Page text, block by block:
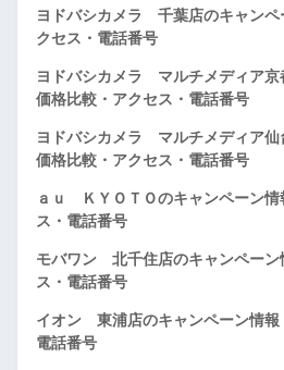
ヨドバシカメラ 千葉店のキャンペ
クセス・電話番号
ヨドバシカメラ マルチメディア京
価格比較・アクセス・電話番号
ヨドバシカメラ マルチメディア仙
価格比較・アクセス・電話番号
ａｕ ＫＹＯＴＯのキャンペーン情
ス・電話番号
モバワン 北千住店のキャンペーン
ス・電話番号
イオン 東浦店のキャンペーン情報
電話番号